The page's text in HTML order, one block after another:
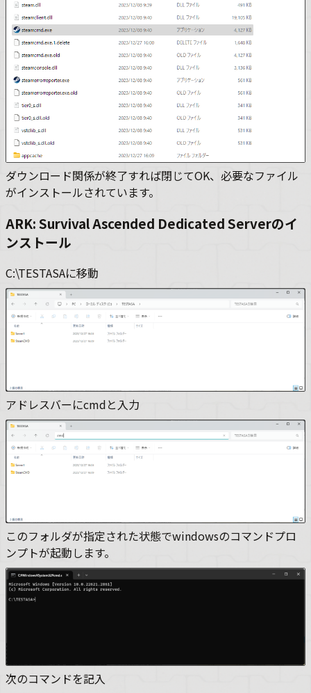
ダウンロード関係が終了すれば閉じてOK、必要なファイル
がインストールされています。
ARK: Survival Ascended Dedicated Serverのイ
ンストール
C:\TESTASAに移動
アドレスバーにcmdと入力
このフォルダが指定された状態でwindowsのコマンドプロ
ンプトが起動します。
次のコマンドを記入